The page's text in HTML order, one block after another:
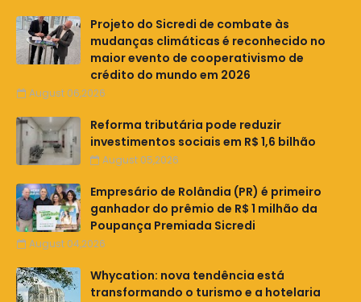
Projeto do Sicredi de combate às
mudanças climáticas é reconhecido no
maior evento de cooperativismo de
crédito do mundo em 2026
August 06,2026
Reforma tributária pode reduzir
investimentos sociais em R$ 1,6 bilhão
August 05,2026
Empresário de Rolândia (PR) é primeiro
ganhador do prêmio de R$ 1 milhão da
Poupança Premiada Sicredi
August 04,2026
Whycation: nova tendência está
transformando o turismo e a hotelaria